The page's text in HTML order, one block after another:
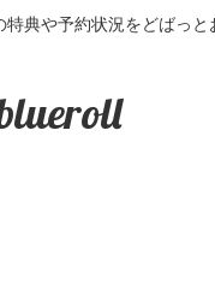
典や予約状況をどばっと